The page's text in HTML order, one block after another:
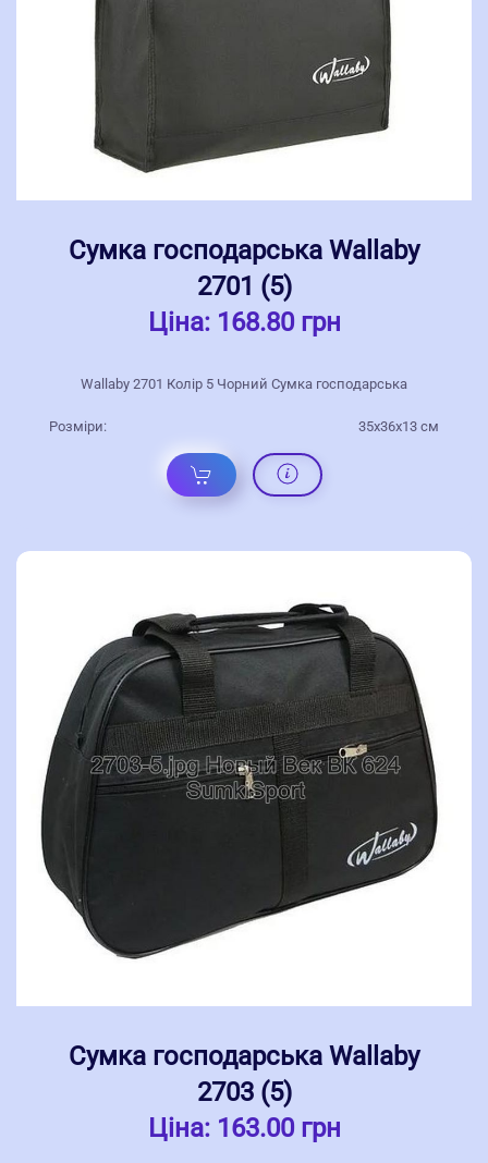
Сумка господарська Wallaby
2701 (5)
Ціна: 168.80 грн
Wallaby 2701 Колір 5 Чорний Сумка господарська
Розміри: 35x36x13 см
Сумка господарська Wallaby
2703 (5)
Ціна: 163.00 грн